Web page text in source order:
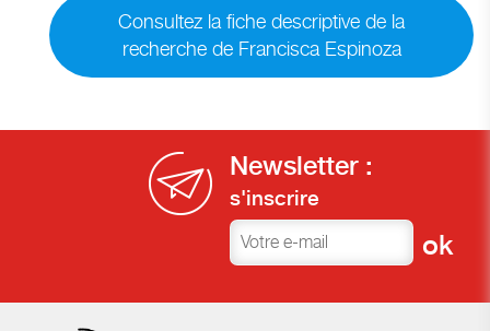
Consultez la fiche descriptive de la
recherche de Francisca Espinoza
Newsletter :
s'inscrire